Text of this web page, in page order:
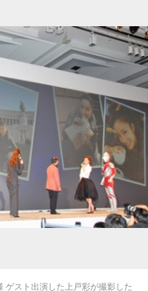
ゲスト出演した上戸彩が撮影した